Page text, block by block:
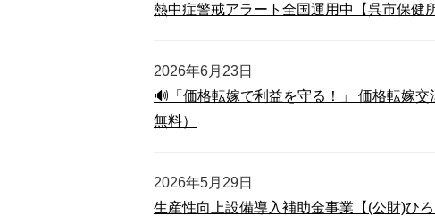
熱中症警戒アラート全国運用中【呉市保健所
2026年6月23日
🔊「価格転嫁で利益を守る！」 価格転嫁
無料）
2026年5月29日
生産性向上設備導入補助金事業【(公財)ひろ